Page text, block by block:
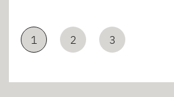
1 2 3